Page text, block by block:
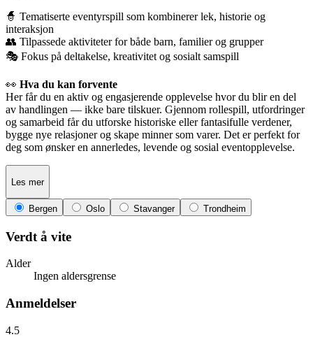
🧙 Tematiserte eventyrspill som kombinerer lek, historie og
interaksjon
👥 Tilpassede aktiviteter for både barn, familier og grupper
🎭 Fokus på deltakelse, kreativitet og sosialt samspill
👀 Hva du kan forvente
Her får du en aktiv og engasjerende opplevelse hvor du blir en del
av handlingen — ikke bare tilskuer. Gjennom rollespill, utfordringer
og samarbeid får du utforske historiske eller fantasifulle verdener,
bygge nye relasjoner og skape minner som varer. Det er perfekt for
deg som ønsker en annerledes, levende og sosial eventopplevelse.
Les mer
Bergen Oslo Stavanger Trondheim
Verdt å vite
Alder
Ingen aldersgrense
Anmeldelser
4.5